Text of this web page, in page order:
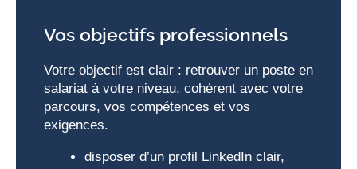
Vos objectifs professionnels
Votre objectif est clair : retrouver un poste en
salariat à votre niveau, cohérent avec votre
parcours, vos compétences et vos
exigences.
disposer d’un profil LinkedIn clair,